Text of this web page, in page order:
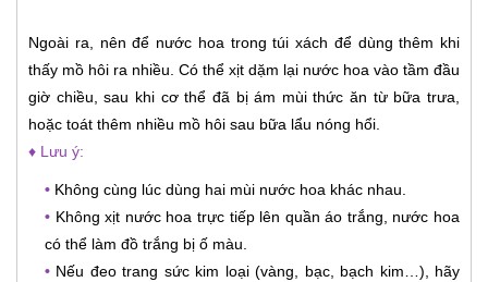
Ngoài ra, nên để nước hoa trong túi xách để dùng thêm khi
thấy mồ hôi ra nhiều. Có thể xịt dặm lại nước hoa vào tầm đầu
giờ chiều, sau khi cơ thể đã bị ám mùi thức ăn từ bữa trưa,
hoặc toát thêm nhiều mồ hôi sau bữa lẩu nóng hổi.
♦ Lưu ý:
• Không cùng lúc dùng hai mùi nước hoa khác nhau.
• Không xịt nước hoa trực tiếp lên quần áo trắng, nước hoa
có thể làm đồ trắng bị ố màu.
• Nếu đeo trang sức kim loại (vàng, bạc, bạch kim…), hãy